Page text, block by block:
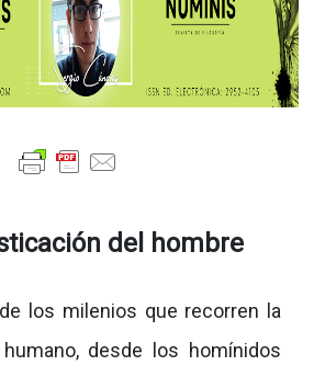
del hombre
los milenios que recorren la
desde los homínidos